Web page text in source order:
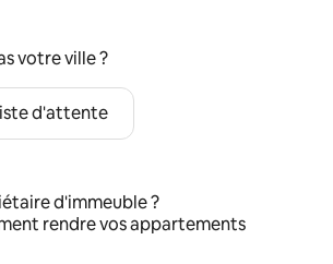
votre ville ?
d'attente
d'immeuble ?
rendre vos appartements